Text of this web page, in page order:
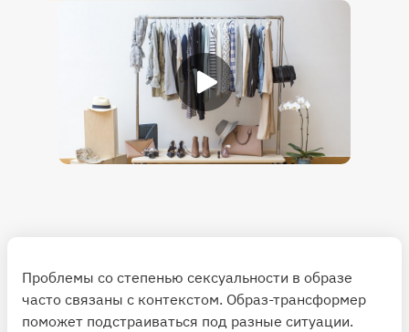
Проблемы со степенью сексуальности в образе
часто связаны с контекстом. Образ-трансформер
поможет подстраиваться под разные ситуации.